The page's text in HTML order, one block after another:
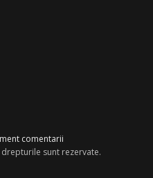
comentarii
sunt rezervate.